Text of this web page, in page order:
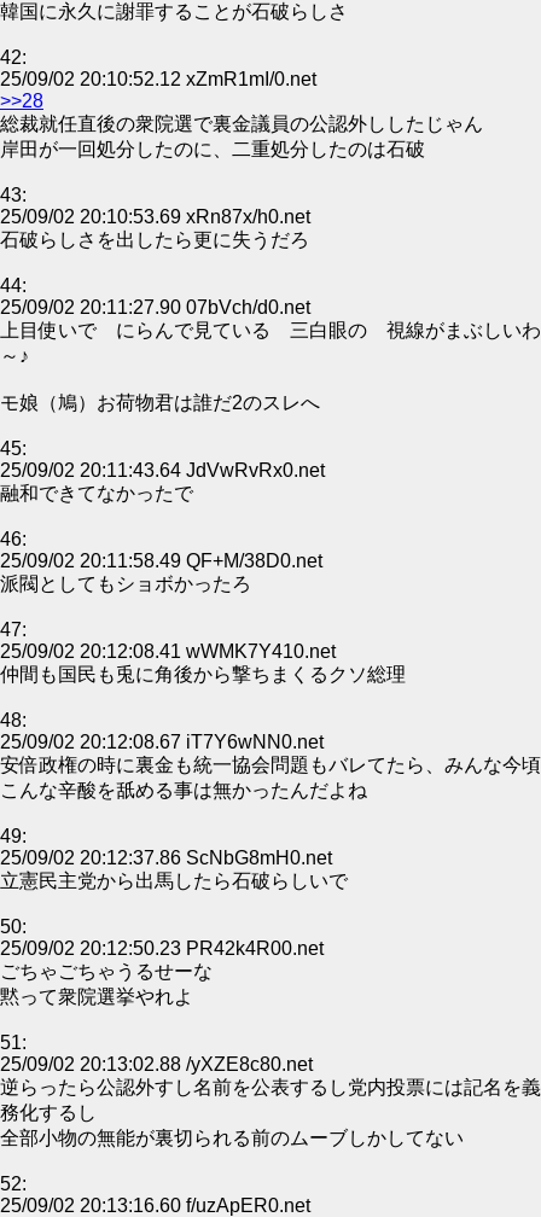
韓国に永久に謝罪することが石破らしさ
42:
25/09/02 20:10:52.12 xZmR1mI/0.net
>>28
総裁就任直後の衆院選で裏金議員の公認外ししたじゃん
岸田が一回処分したのに、二重処分したのは石破
43:
25/09/02 20:10:53.69 xRn87x/h0.net
石破らしさを出したら更に失うだろ
44:
25/09/02 20:11:27.90 07bVch/d0.net
上目使いで にらんで見ている 三白眼の 視線がまぶしいわ
～♪
モ娘（鳩）お荷物君は誰だ2のスレへ
45:
25/09/02 20:11:43.64 JdVwRvRx0.net
融和できてなかったで
46:
25/09/02 20:11:58.49 QF+M/38D0.net
派閥としてもショボかったろ
47:
25/09/02 20:12:08.41 wWMK7Y410.net
仲間も国民も兎に角後から撃ちまくるクソ総理
48:
25/09/02 20:12:08.67 iT7Y6wNN0.net
安倍政権の時に裏金も統一協会問題もバレてたら、みんな今頃
こんな辛酸を舐める事は無かったんだよね
49:
25/09/02 20:12:37.86 ScNbG8mH0.net
立憲民主党から出馬したら石破らしいで
50:
25/09/02 20:12:50.23 PR42k4R00.net
ごちゃごちゃうるせーな
黙って衆院選挙やれよ
51:
25/09/02 20:13:02.88 /yXZE8c80.net
逆らったら公認外すし名前を公表するし党内投票には記名を義
務化するし
全部小物の無能が裏切られる前のムーブしかしてない
52:
25/09/02 20:13:16.60 f/uzApER0.net